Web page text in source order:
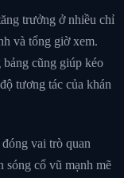
trưởng ở nhiều chỉ
và tổng giờ xem.
cũng giúp kéo
tương tác của khán
vai trò quan
sóng cổ vũ mạnh mẽ